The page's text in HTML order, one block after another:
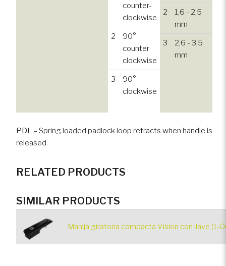
counter-
clockwise
2
90°
counter
clockwise
3
90°
clockwise
2
1,6 - 2,5
mm
3
2,6 - 3,5
mm
PDL = Spring loaded padlock loop retracts when handle is
released.
RELATED PRODUCTS
SIMILAR PRODUCTS
Manija giratoria compacta Vision con llave (1-